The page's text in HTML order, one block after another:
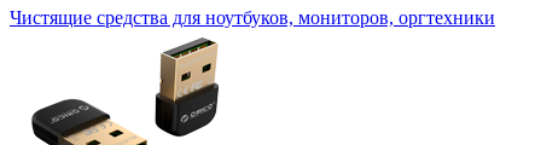
Чистящие средства для ноутбуков, мониторов, оргтехники